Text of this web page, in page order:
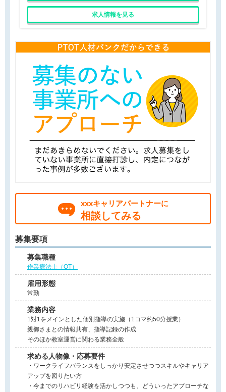
求人情報を見る
xxxキャリアパートナーに
相談してみる
募集要項
募集職種
作業療法士（OT）
雇用形態
常勤
業務内容
1対1をメインとした個別指導の実施（1コマ約50分授業）
親御さまとの情報共有、指導記録の作成
そのほか教室運営に関わる業務全般
求める人物像・応募要件
・ワークライフバランスをしっかり安定させつつスキルやキャリア
アップを図りたい方
・今までのリハビリ経験を活かしつつも、どういったアプローチな